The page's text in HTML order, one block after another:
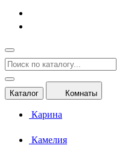
Каталог Комнаты
Карина
Камелия